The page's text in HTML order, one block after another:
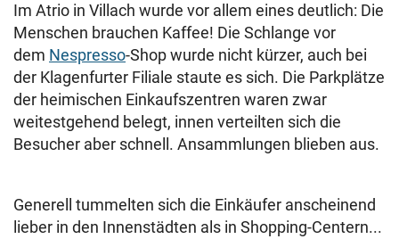
Im Atrio in Villach wurde vor allem eines deutlich: Die
Menschen brauchen Kaffee! Die Schlange vor
dem Nespresso-Shop wurde nicht kürzer, auch bei
der Klagenfurter Filiale staute es sich. Die Parkplätze
der heimischen Einkaufszentren waren zwar
weitestgehend belegt, innen verteilten sich die
Besucher aber schnell. Ansammlungen blieben aus.
Generell tummelten sich die Einkäufer anscheinend
lieber in den Innenstädten als in Shopping-Centern...